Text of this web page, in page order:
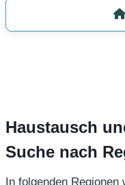
Haustausch
Suche nach
In folgenden Regionen